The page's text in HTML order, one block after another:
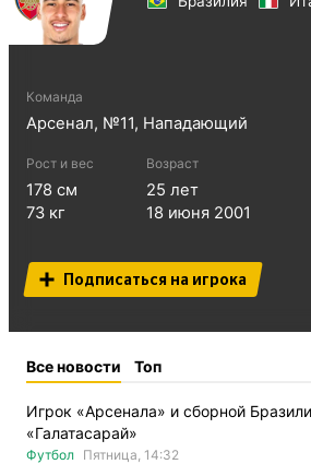
Команда
Арсенал, №11, Нападающий
Рост и вес
178 см
73 кг
Возраст
25 лет
18 июня 2001
Подписаться на игрока
Все новости Топ
Игрок «Арсенала» и сборной
«Галатасарай»
Футбол Пятница, 14:32